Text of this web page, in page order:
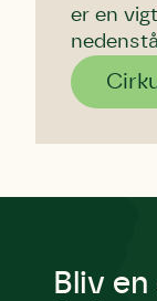
er en
Bliv